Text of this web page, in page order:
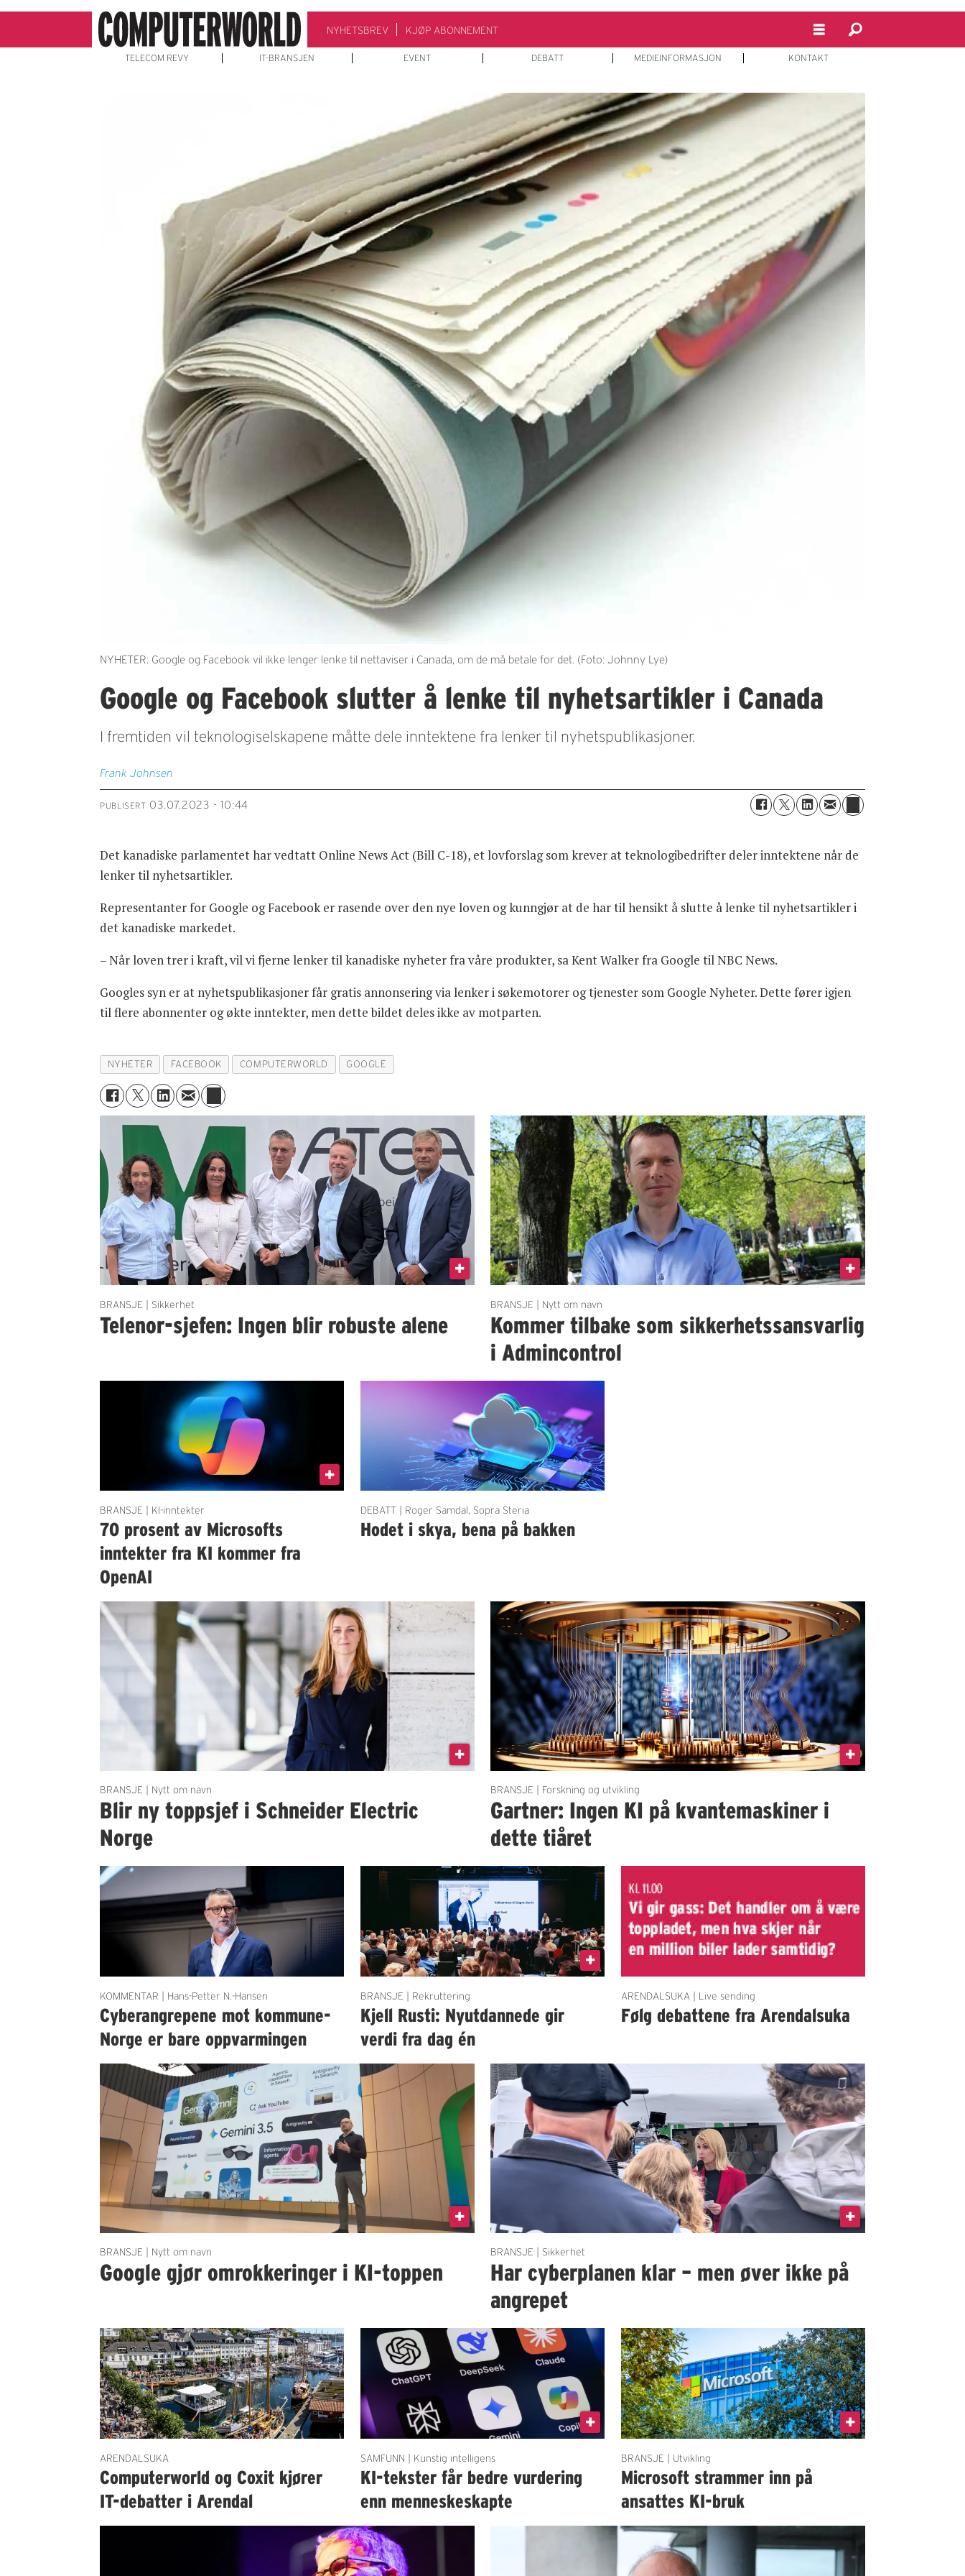
NYHETSBREV KJØP ABONNEMENT
TELECOM REVY IT-BRANSJEN EVENT DEBATT MEDIEINFORMASJON KONTAKT
NYHETER: Google og Facebook vil ikke lenger lenke til nettaviser i Canada, om de må betale for det. (Foto: Johnny Lye)
Google og Facebook slutter å lenke til nyhetsartikler i Canada
I fremtiden vil teknologiselskapene måtte dele inntektene fra lenker til nyhetspublikasjoner.
Frank Johnsen
PUBLISERT 03.07.2023 - 10:44
Det kanadiske parlamentet har vedtatt Online News Act (Bill C-18), et lovforslag som krever at teknologibedrifter deler inntektene når de
lenker til nyhetsartikler.
Representanter for Google og Facebook er rasende over den nye loven og kunngjør at de har til hensikt å slutte å lenke til nyhetsartikler i
det kanadiske markedet.
– Når loven trer i kraft, vil vi fjerne lenker til kanadiske nyheter fra våre produkter, sa Kent Walker fra Google til NBC News.
Googles syn er at nyhetspublikasjoner får gratis annonsering via lenker i søkemotorer og tjenester som Google Nyheter. Dette fører igjen
til flere abonnenter og økte inntekter, men dette bildet deles ikke av motparten.
NYHETER FACEBOOK COMPUTERWORLD GOOGLE
BRANSJE | Sikkerhet
Telenor-sjefen: Ingen blir robuste alene
BRANSJE | Nytt om navn
Kommer tilbake som sikkerhetssansvarlig
i Admincontrol
BRANSJE | KI-inntekter
70 prosent av Microsofts
inntekter fra KI kommer fra
OpenAI
DEBATT | Roger Samdal, Sopra Steria
Hodet i skya, bena på bakken
BRANSJE | Nytt om navn
Blir ny toppsjef i Schneider Electric
Norge
BRANSJE | Forskning og utvikling
Gartner: Ingen KI på kvantemaskiner i
dette tiåret
KOMMENTAR | Hans-Petter N.-Hansen
Cyberangrepene mot kommune-
Norge er bare oppvarmingen
BRANSJE | Rekruttering
Kjell Rusti: Nyutdannede gir
verdi fra dag én
ARENDALSUKA | Live sending
Følg debattene fra Arendalsuka
BRANSJE | Nytt om navn
Google gjør omrokkeringer i KI-toppen
BRANSJE | Sikkerhet
Har cyberplanen klar – men øver ikke på
angrepet
ARENDALSUKA
Computerworld og Coxit kjører
IT-debatter i Arendal
SAMFUNN | Kunstig intelligens
KI-tekster får bedre vurdering
enn menneskeskapte
BRANSJE | Utvikling
Microsoft strammer inn på
ansattes KI-bruk